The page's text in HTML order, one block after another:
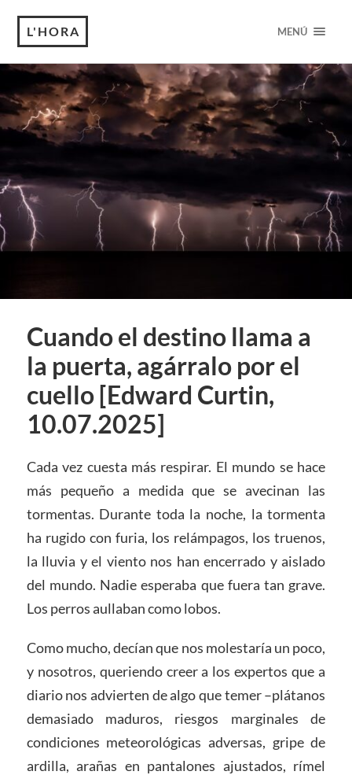
L'HORA MENÚ
Cuando el destino llama a
la puerta, agárralo por el
cuello [Edward Curtin,
10.07.2025]
Cada vez cuesta más respirar. El mundo se hace
más pequeño a medida que se avecinan las
tormentas. Durante toda la noche, la tormenta
ha rugido con furia, los relámpagos, los truenos,
la lluvia y el viento nos han encerrado y aislado
del mundo. Nadie esperaba que fuera tan grave.
Los perros aullaban como lobos.
Como mucho, decían que nos molestaría un poco,
y nosotros, queriendo creer a los expertos que a
diario nos advierten de algo que temer –plátanos
demasiado maduros, riesgos marginales de
condiciones meteorológicas adversas, gripe de
ardilla, arañas en pantalones ajustados, rímel